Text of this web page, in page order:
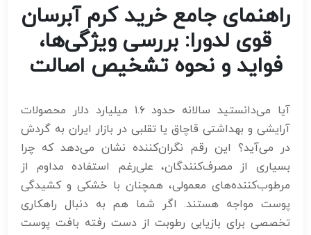
راهنمای جامع خرید کرم آبرسان
قوی لدورا: بررسی ویژگی‌ها،
فواید و نحوه تشخیص اصالت
آیا می‌دانستید سالانه حدود ۱.۶ میلیارد دلار محصولات
آرایشی و بهداشتی قاچاق یا تقلبی در بازار ایران به گردش
در می‌آید؟ این رقم نگران‌کننده نشان می‌دهد که چرا
بسیاری از مصرف‌کنندگان، علی‌رغم استفاده مداوم از
مرطوب‌کننده‌های معمولی، همچنان با خشکی و کشیدگی
پوست مواجه هستند. اگر شما هم به دنبال راهکاری
تخصصی برای بازیابی رطوبت از دست رفته بافت پوست